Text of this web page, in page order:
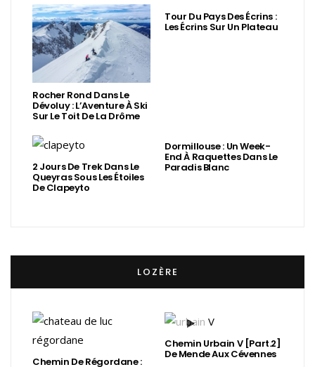
Rocher Rond Dans Le
Dévoluy : L’Aventure À Ski
Sur Le Toit De La Drôme
Tour Du Pays Des Écrins :
Les Écrins Sur Un Plateau
2 Jours De Trek Dans Le
Queyras Sous Les Étoiles
De Clapeyto
Dormillouse : Un Week-
End À Raquettes Dans Le
Paradis Blanc
LOZÈRE
Chemin De Régordane :
Chemin Urbain V [Part.2]
De Mende Aux Cévennes